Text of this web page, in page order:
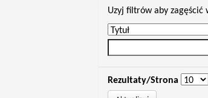
Uzyj filtrów aby zagęścić
Rezultaty/Strona